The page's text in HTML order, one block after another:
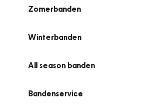
Zomerbanden
Winterbanden
All season banden
Bandenservice